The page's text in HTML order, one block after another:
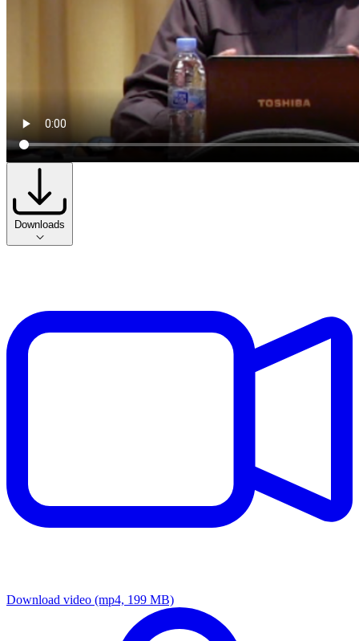
Downloads
Download video (mp4, 199 MB)